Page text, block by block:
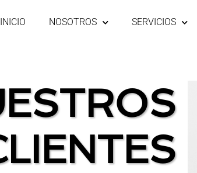
INICIO NOSOTROS SERVICIOS